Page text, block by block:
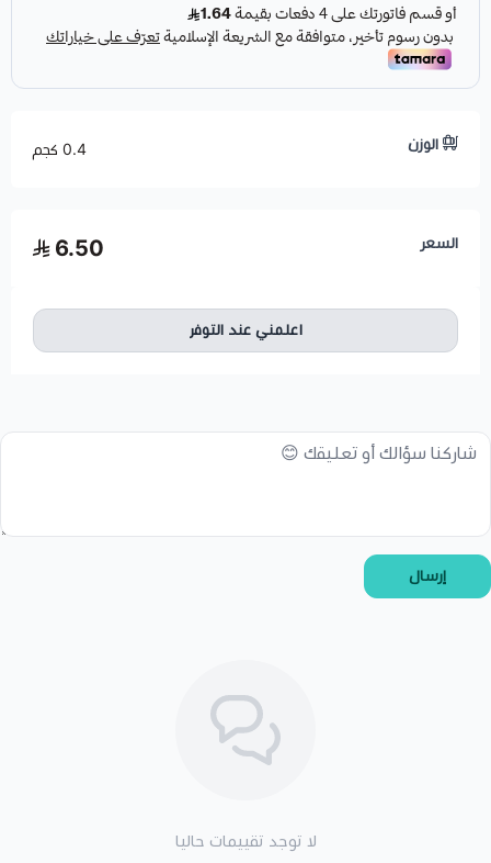
الوزن 0.4 كجم
السعر 6.50
اعلمني عند التوفر
إرسال
لا توجد تقييمات حاليا